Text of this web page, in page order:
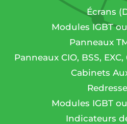
Écrans
Modules IGBT
Panneaux
Panneaux CIO, BSS, EXC,
Cabinets
Modules IGBT
Indicateurs